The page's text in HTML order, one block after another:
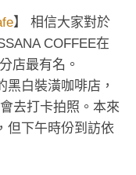
】 相信大家對於
COFFEE在
店最有名。
黑白裝潢咖啡店，
去打卡拍照。本來
但下午時份到訪依